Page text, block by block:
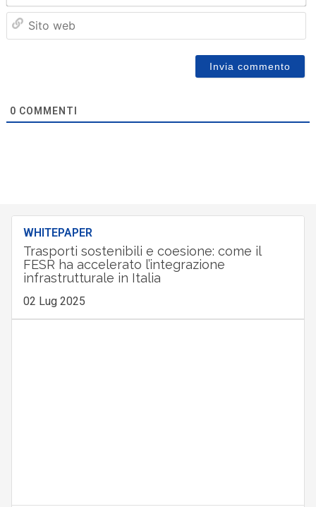
0 COMMENTI
WHITEPAPER
Trasporti sostenibili e coesione: come il
FESR ha accelerato l’integrazione
infrastrutturale in Italia
02 Lug 2025